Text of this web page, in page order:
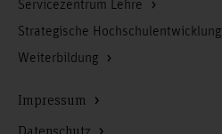
Servicezentrum Lehre
Strategische Hochschulentwicklung
Weiterbildung
Impressum
Datenschutz